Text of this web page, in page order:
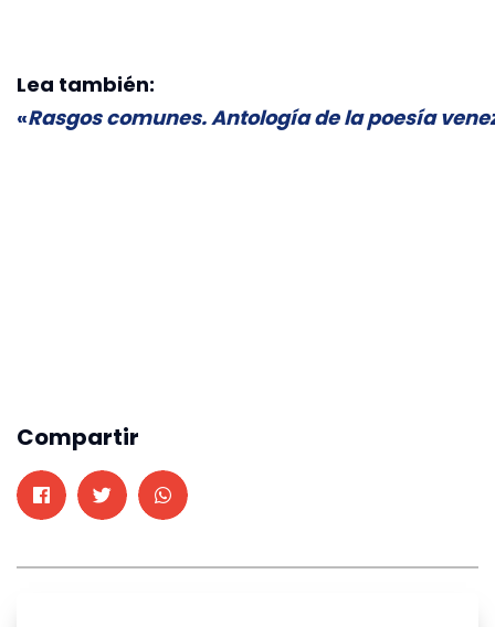
Lea también:
«Rasgos comunes. Antología de la poesía
Compartir